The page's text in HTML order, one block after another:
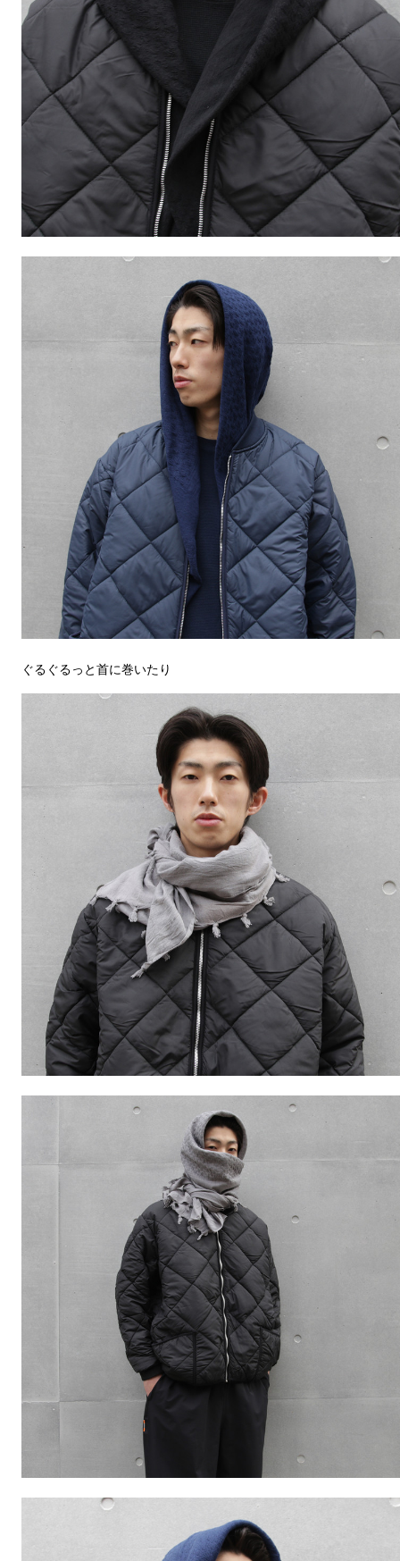
ぐるぐるっと首に巻いたり